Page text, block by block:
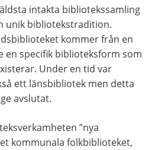
intakta bibliotekssamling
unik bibliotekstradition.
kommer från en
en specifik biblioteksform som
Under en tid var
ett länsbibliotek men detta
avslutat.
”nya
kommunala folkbiblioteket,